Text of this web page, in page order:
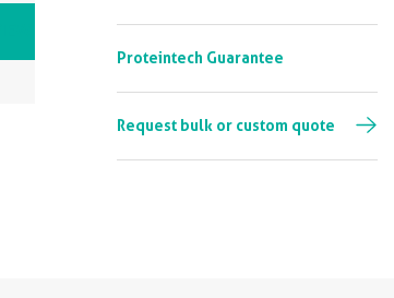
VIEW ALL IMAGES (1)
Proteintech Guarantee
Request bulk or custom quote